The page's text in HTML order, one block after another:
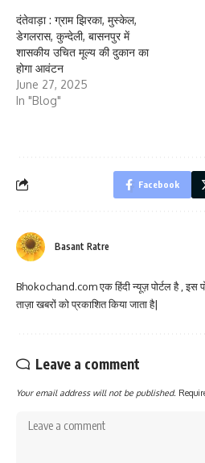
दंतेवाड़ा : ग्राम झिरका, मुस्केल,
डेगलरास, कुन्देली, बासनपुर में
शासकीय उचित मूल्य की दुकान का
होगा आवंटन
June 27, 2025
In "Blog"
Facebook
Basant Ratre
Bhokochand.com एक हिंदी न्यूज़ पोर्टल है , इस
ताज़ा खबरों को प्रकाशित किया जाता है|
Leave a comment
Your email address will not be published.